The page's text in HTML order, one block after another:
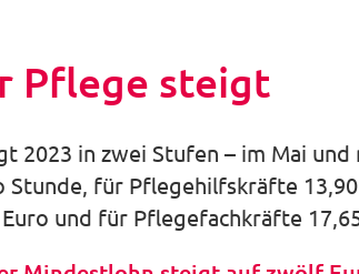
Pflege steigt
in zwei Stufen – im Mai und
für Pflegehilfskräfte
und für Pflegefachkräfte